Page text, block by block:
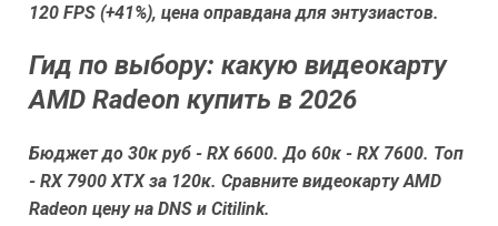
120 FPS (+41%), цена оправдана для энтузиастов.
Гид по выбору: какую видеокарту
AMD Radeon купить в 2026
Бюджет до 30к руб - RX 6600. До 60к - RX 7600. Топ
- RX 7900 XTX за 120к. Сравните видеокарту AMD
Radeon цену на DNS и Citilink.